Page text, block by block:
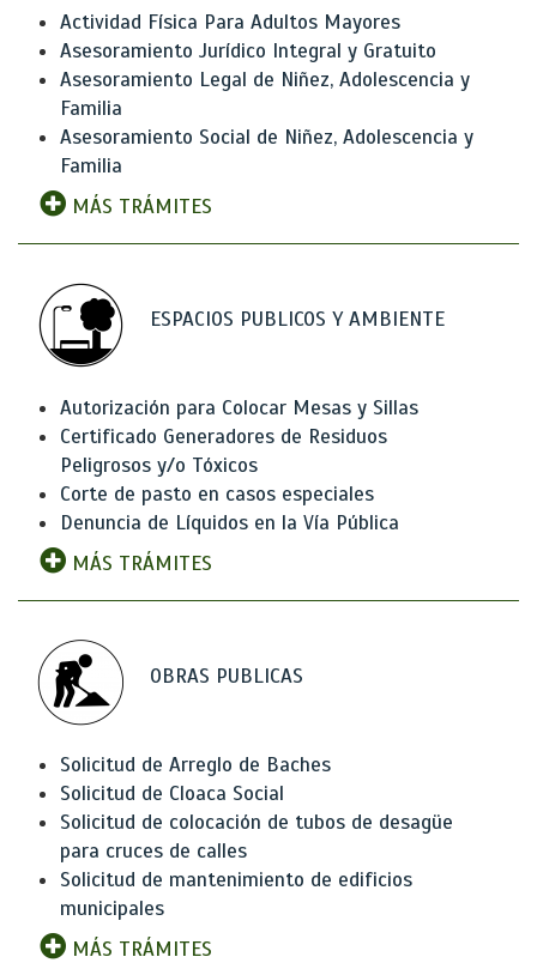
Actividad Física Para Adultos Mayores
Asesoramiento Jurídico Integral y Gratuito
Asesoramiento Legal de Niñez, Adolescencia y
Familia
Asesoramiento Social de Niñez, Adolescencia y
Familia
MÁS TRÁMITES
ESPACIOS PUBLICOS Y AMBIENTE
Autorización para Colocar Mesas y Sillas
Certificado Generadores de Residuos
Peligrosos y/o Tóxicos
Corte de pasto en casos especiales
Denuncia de Líquidos en la Vía Pública
MÁS TRÁMITES
OBRAS PUBLICAS
Solicitud de Arreglo de Baches
Solicitud de Cloaca Social
Solicitud de colocación de tubos de desagüe
para cruces de calles
Solicitud de mantenimiento de edificios
municipales
MÁS TRÁMITES